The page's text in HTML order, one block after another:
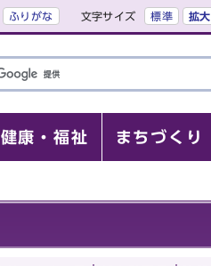
ふりがな 文字サイズ 標準 拡大
健康・福祉 まちづくり